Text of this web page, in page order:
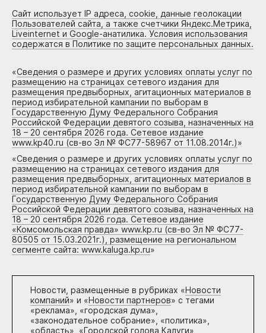
Сайт использует IP адреса, cookie, данные геолокации
Пользователей сайта, а также счетчики Яндекс.Метрика,
Liveinternet и Google-анатилика. Условия использования
содержатся в Политике по защите персональных данных.
«Сведения о размере и других условиях оплаты услуг по
размещению на страницах сетевого издания для
размещения предвыборных, агитационных материалов в
период избирательной кампании по выборам в
Государственную Думу Федерального Собрания
Российской Федерации девятого созыва, назначенных на
18 – 20 сентября 2026 года. Сетевое издание
www.kp40.ru (св-во Эл № ФС77-58967 от 11.08.2014г.)»
«Сведения о размере и других условиях оплаты услуг по
размещению на страницах сетевого издания для
размещения предвыборных, агитационных материалов в
период избирательной кампании по выборам в
Государственную Думу Федерального Собрания
Российской Федерации девятого созыва, назначенных на
18 – 20 сентября 2026 года. Сетевое издание
«Комсомольская правда» www.kp.ru (св-во Эл № ФС77-
80505 от 15.03.2021г.), размещение на региональном
сегменте сайта: www.kaluga.kp.ru»
Новости, размещенные в рубриках «Новости
компаний» и «Новости партнеров» с тегами
«реклама», «городская дума»,
«законодательное собрание», «политика»,
«область», «Городской голова Калуги»